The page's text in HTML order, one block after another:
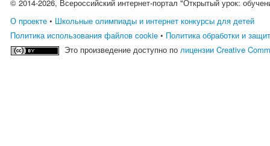
© 2014-2026, Всероссийский интернет-портал "Открытый урок:
О проекте • Школьные олимпиады и интернет конкурсы для детей
Политика использования файлов cookie • Политика обработки и
Это произведение доступно полицензии Creative